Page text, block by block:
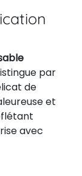
par
de
et
avec